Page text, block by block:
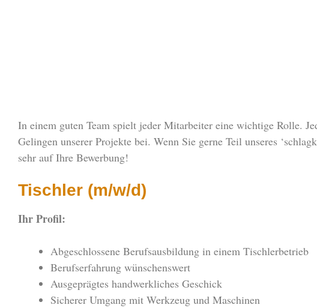
In einem guten Team spielt jeder Mitarbeiter eine wichtige Rolle.
Gelingen unserer Projekte bei. Wenn Sie gerne Teil unseres
sehr auf Ihre Bewerbung!
Tischler (m/w/d)
Ihr Profil:
Abgeschlossene Berufsausbildung in einem Tischlerbetrieb
Berufserfahrung wünschenswert
Ausgeprägtes handwerkliches Geschick
Sicherer Umgang mit Werkzeug und Maschinen